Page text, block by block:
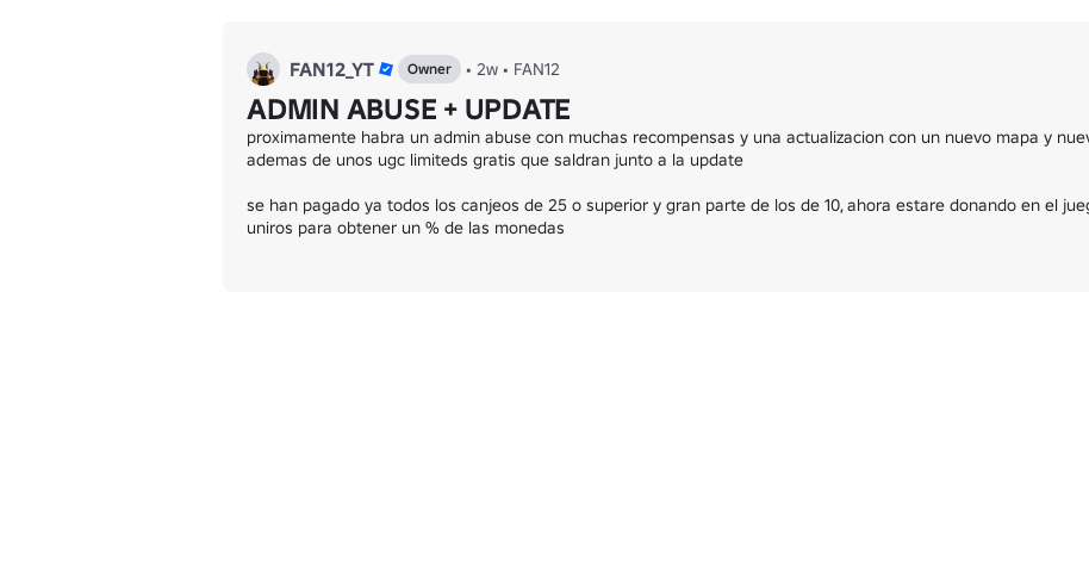
FAN12_YT Owner • 2w • FAN12
ADMIN ABUSE + UPDATE
proximamente habra un admin abuse con muchas recompensas y una actualizacion con un nuevo mapa y
ademas de unos ugc limiteds gratis que saldran junto a la update
se han pagado ya todos los canjeos de 25 o superior y gran parte de los de 10, ahora estare donando en el
uniros para obtener un % de las monedas